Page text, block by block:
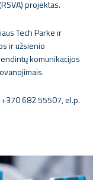
projektas.
Tech Parke ir
ir užsienio
komunikacijos
682 55507, el.p.